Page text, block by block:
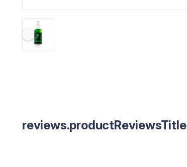
reviews.productReviewsTitle